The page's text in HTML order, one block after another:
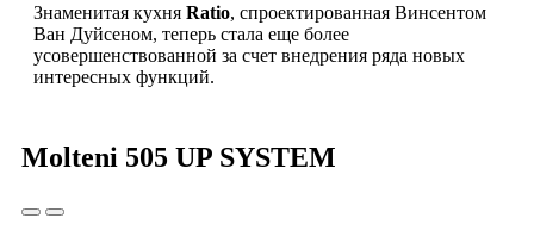
Знаменитая кухня Ratio, спроектированная Винсентом
Ван Дуйсеном, теперь стала еще более
усовершенствованной за счет внедрения ряда новых
интересных функций.
Molteni 505 UP SYSTEM